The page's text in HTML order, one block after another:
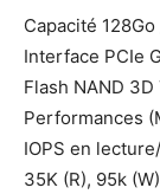
Capacité
Interface PCIe
Flash NAND
Performances
IOPS en
35K (R), 95k